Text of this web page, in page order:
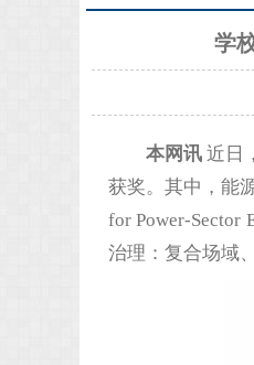
学
本网讯 近日
获奖。其中，能
for Power-
治理：复合场域